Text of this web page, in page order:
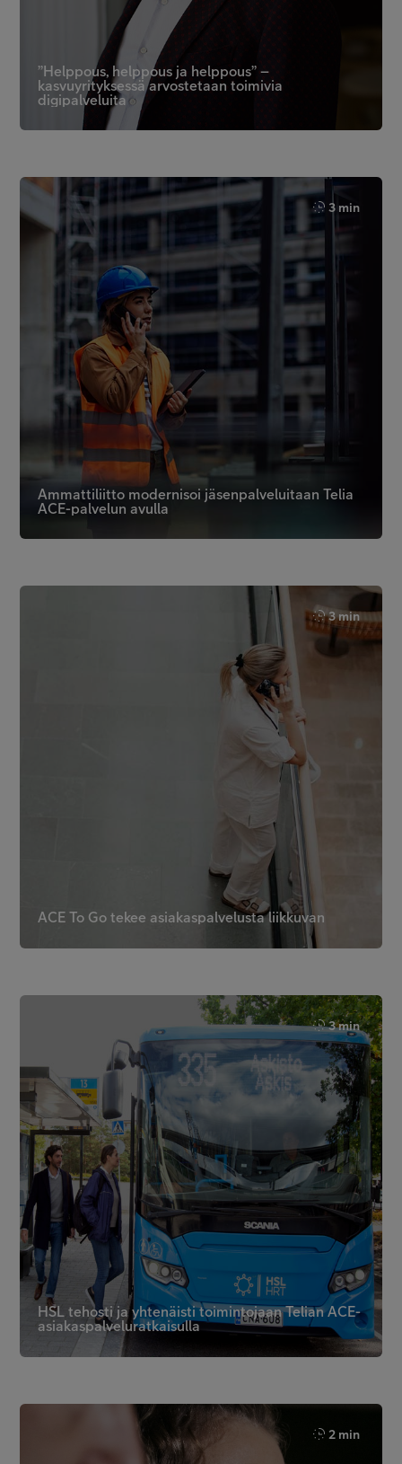
”Helppous, helppous ja helppous” –
kasvuyrityksessä arvostetaan toimivia
digipalveluita
3 min
Ammattiliitto modernisoi jäsenpalveluitaan Telia
ACE-palvelun avulla
3 min
ACE To Go tekee asiakaspalvelusta liikkuvan
3 min
HSL tehosti ja yhtenäisti toimintojaan Telian ACE-
asiakaspalveluratkaisulla
2 min